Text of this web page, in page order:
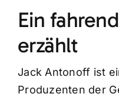
Ein
erzählt
Jack Antonoff ist
Produzenten der